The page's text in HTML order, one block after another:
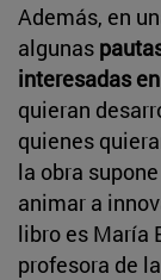
Además, en
algunas
interesadas
quieran
quienes
la obra
animar a
libro es María
profesora de